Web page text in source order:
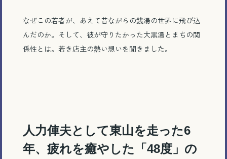
なぜこの若者が、あえて昔ながらの銭湯の世界に飛び込
んだのか。そして、彼が守りたかった大黒湯とまちの関
係性とは。若き店主の熱い想いを聞きました。
人力俥夫として東山を走った6
年、疲れを癒やした「48度」の